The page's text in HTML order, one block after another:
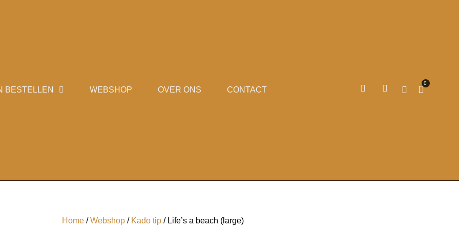
BESTELLEN WEBSHOP OVER ONS CONTACT
0
Home /Webshop / Kado tip / Life’s a beach (large)